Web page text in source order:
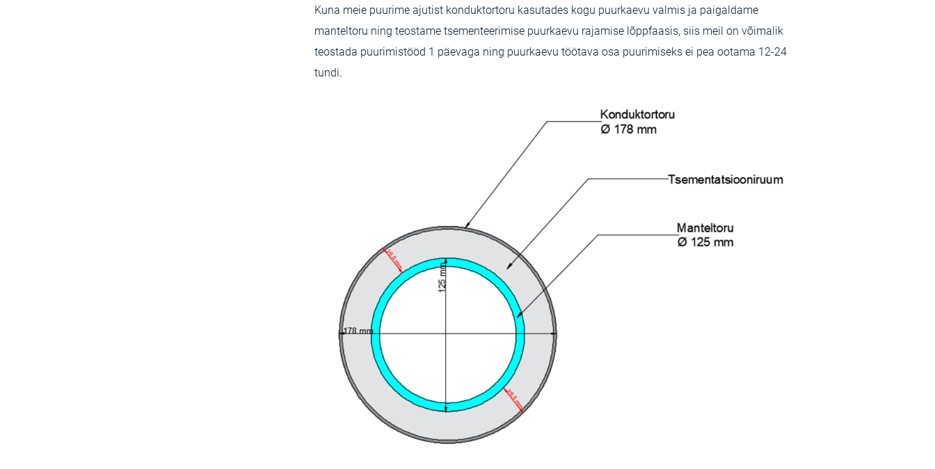
Kuna meie puurime ajutist konduktortoru kasutades kogu puurkaevu valmis ja paigaldame
manteltoru ning teostame tsementeerimise puurkaevu rajamise lõppfaasis, siis meil on võimalik
teostada puurimistööd 1 päevaga ning puurkaevu töötava osa puurimiseks ei pea ootama 12-24
tundi.